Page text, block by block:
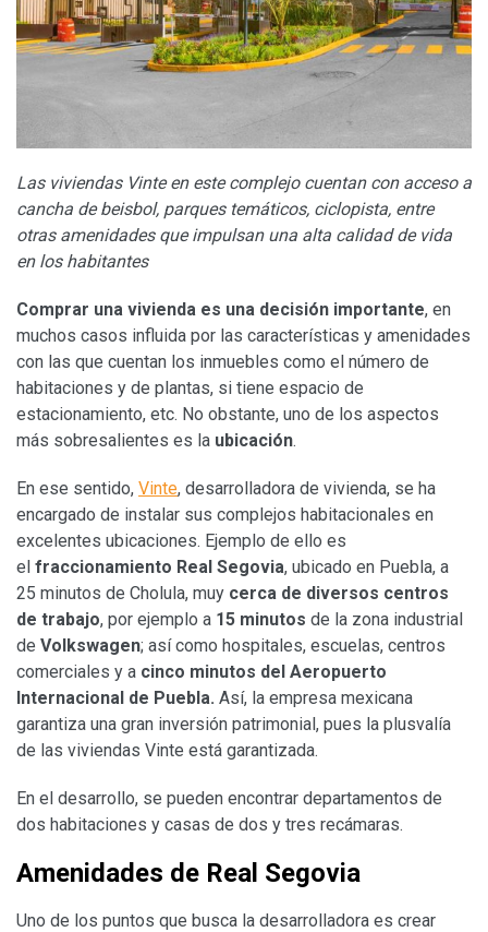
Las viviendas Vinte en este complejo cuentan con acceso a
cancha de beisbol, parques temáticos, ciclopista, entre
otras amenidades queimpulsan una alta calidad de vida
en los habitantes
Comprar una vivienda es una decisión importante, en
muchos casos influida por las características y amenidades
con las que cuentan los inmuebles como el número de
habitaciones y de plantas, si tiene espacio de
estacionamiento, etc. No obstante, uno de los aspectos
más sobresalientes es la ubicación.
En ese sentido, Vinte, desarrolladora de vivienda, se ha
encargado de instalar sus complejos habitacionales en
excelentes ubicaciones. Ejemplo de ello es
el fraccionamiento Real Segovia, ubicado en Puebla, a
25 minutos de Cholula, muy cerca de diversos centros
de trabajo, por ejemplo a 15 minutos de la zona industrial
de Volkswagen; así como hospitales, escuelas, centros
comerciales y a cinco minutos del Aeropuerto
Internacional de Puebla. Así, la empresa mexicana
garantiza una gran inversión patrimonial, pues la plusvalía
de las viviendas Vinte está garantizada.
En el desarrollo, se pueden encontrar departamentos de
dos habitaciones y casas de dos y tres recámaras.
Amenidades de Real Segovia
Uno de los puntos que busca la desarrolladora es crear